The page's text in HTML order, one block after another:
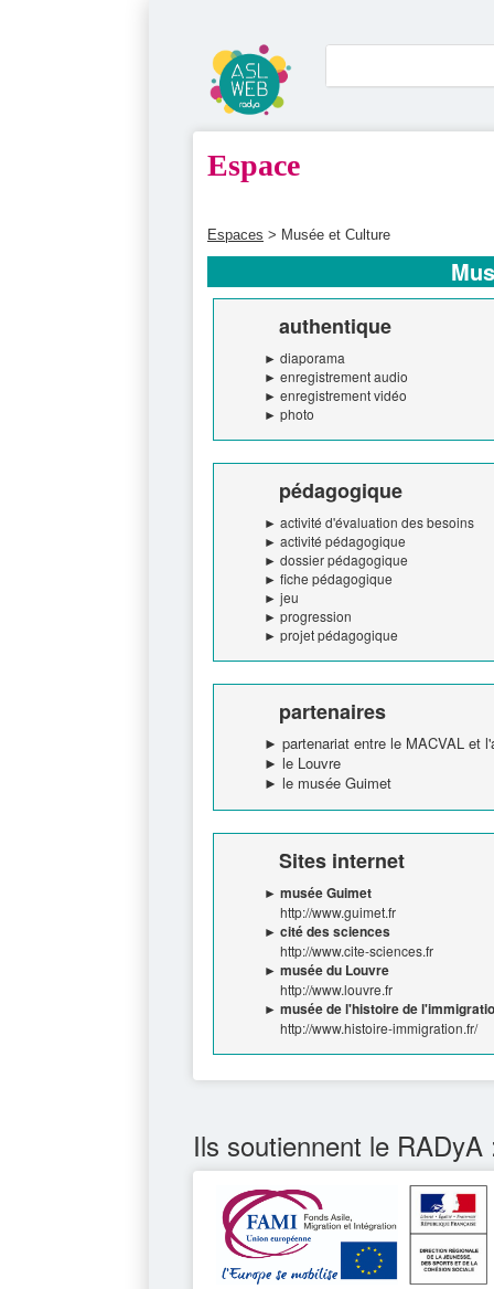
Espace
Espaces > Musée et Culture
authentique
► diaporama
► enregistrement audio
► enregistrement vidéo
► photo
pédagogique
► activité d'évaluation des besoins
► activité pédagogique
► dossier pédagogique
► fiche pédagogique
► jeu
► progression
► projet pédagogique
partenaires
partenariat entre le MACVAL et
le Louvre
le musée Guimet
Sites internet
► musée Guimet
http://www.guimet.fr
► cité des sciences
http://www.cite-sciences.fr
► musée du Louvre
http://www.louvre.fr
► musée de l'histoire de
http://www.histoire-immigration.fr/
Ils soutiennent le RADyA